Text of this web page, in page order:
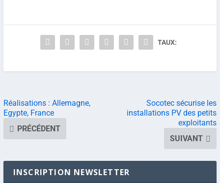
TAUX:
Réalisations : Allemagne,
Egypte, France
PRÉCÉDENT
Socotec sécurise les
installations PV des petits
exploitants
SUIVANT
INSCRIPTION NEWSLETTER